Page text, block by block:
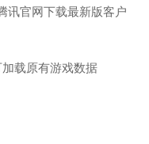
讯官网下载最新版客户
载原有游戏数据